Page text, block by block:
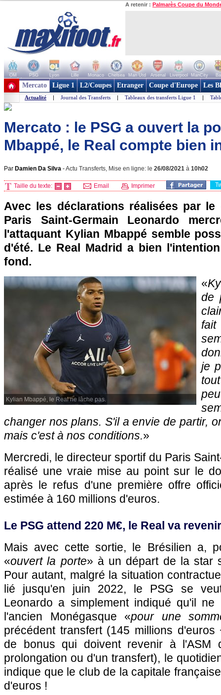
A retenir : Palmarès Coupe du
OM PSG Lyon Lille Monaco Chelsea Man Utd Arsenal Liverpool ManCity
+ de clubs
Mercato Ligue 1 L2/Coupes Etranger Coupe d'Europe Les
Actualité | Journal des Transferts | Tableaux des transferts Ligue 1 |
Mercato : le PSG a ouvert la
Mbappé, le Real compte bien
Par Damien Da Silva -Actu Transferts, Mise en ligne: le 26/08/2021 à 10h02
Taille du texte: Email Imprimer
Avec les déclarations réalisées par
Paris Saint-Germain Leonardo
l'attaquant Kylian Mbappé semble
d'été. Le Real Madrid a bien
fond.
Kylian Mbappé, le Real ne lâche pas.
«
de
je
changer nos plans. S'il a envie de partir,
mais c'est à nos conditions.»
Mercredi, le directeur sportif du Paris
réalisé une vraie mise au point sur le
après le refus d'une première offre
estimée à 160 millions d'euros.
Le PSG attend 220 M€, le Real va
Mais avec cette sortie, le Brésilien a,
«ouvert la porte» à un départ de la star
Pour autant, malgré la situation
lié jusqu'en juin 2022, le PSG se
Leonardo a simplement indiqué qu'il ne
l'ancien Monégasque «pour une
précédent transfert (145 millions
de bonus qui doivent revenir à l'ASM
prolongation ou d'un transfert), le
indique que le club de la capitale
d'euros !